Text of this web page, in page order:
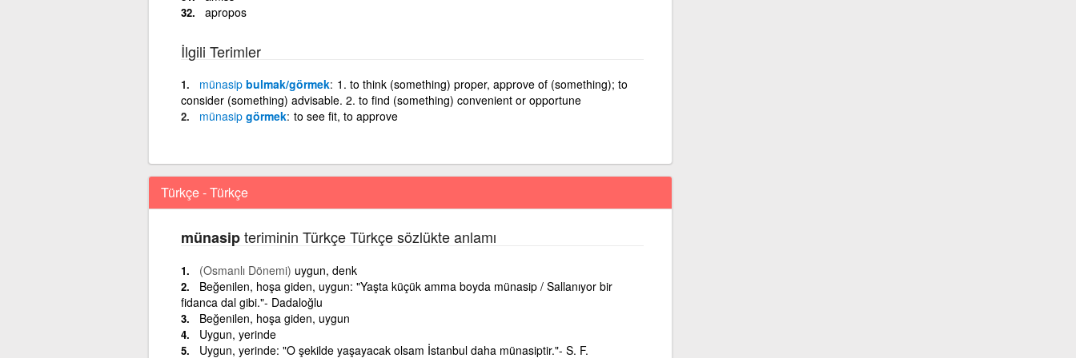
apropos
İlgili Terimler
münasipbulmak/görmek 1. to think (something) proper, approve of (something); to
consider (something) advisable. 2. to find (something) convenient or opportune
münasipgörmek to see fit, to approve
Türkçe - Türkçe
münasipteriminin Türkçe Türkçe sözlükte anlamı
(Osmanlı Dönemi) uygun, denk
Beğenilen, hoşa giden, uygun: "Yaşta küçük amma boyda münasip / Sallanıyor bir
fidanca dal gibi."- Dadaloğlu
Beğenilen, hoşa giden, uygun
Uygun, yerinde
Uygun, yerinde: "O şekilde yaşayacak olsam İstanbul daha münasiptir."- S. F.